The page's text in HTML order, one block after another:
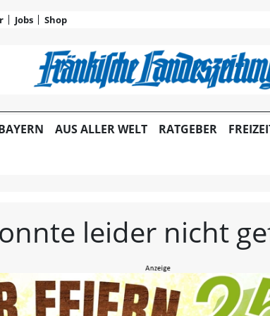
Jobs Shop
FLZ Fränkische
AUS ALLER WELT RATGEBER
leider nicht